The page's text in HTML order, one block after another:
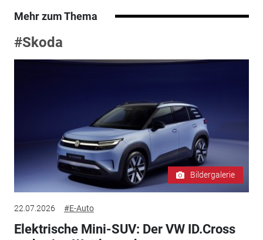
Mehr zum Thema
#Skoda
Bildergalerie
22.07.2026 #E-Auto
Elektrische Mini-SUV: Der VW ID.Cross